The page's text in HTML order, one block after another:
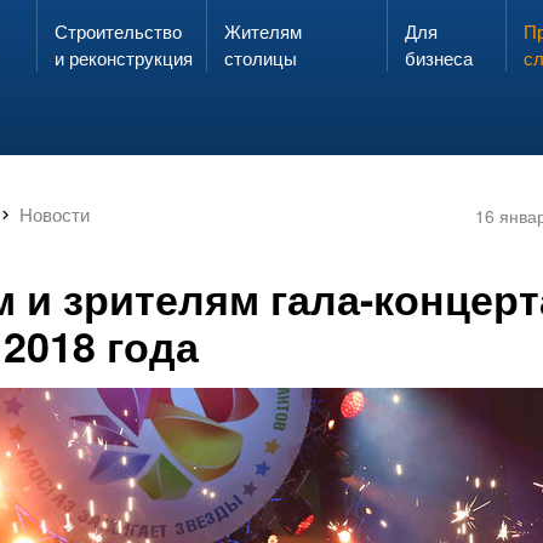
Запах газа?
ЗВОНИ
Строительство
и реконструкция
Жителям
столицы
Для
бизнеса
Новости 16
и зрителям гала-
года